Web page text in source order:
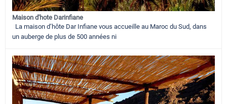
Maison d'hote Darinfiane
La maison d’hôte Dar Infiane vous accueille au Maroc du Sud, dans
un auberge de plus de 500 années ni